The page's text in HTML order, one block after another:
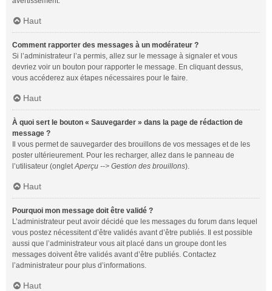
Haut
Comment rapporter des messages à un modérateur ?
Si l’administrateur l’a permis, allez sur le message à signaler et vous
devriez voir un bouton pour rapporter le message. En cliquant dessus,
vous accéderez aux étapes nécessaires pour le faire.
Haut
À quoi sert le bouton « Sauvegarder » dans la page de rédaction de
message ?
Il vous permet de sauvegarder des brouillons de vos messages et de les
poster ultérieurement. Pour les recharger, allez dans le panneau de
l’utilisateur (ongletAperçu --> Gestion des brouillons).
Haut
Pourquoi mon message doit être validé ?
L’administrateur peut avoir décidé que les messages du forum dans lequel
vous postez nécessitent d’être validés avant d’être publiés. Il est possible
aussi que l’administrateur vous ait placé dans un groupe dont les
messages doivent être validés avant d’être publiés. Contactez
l’administrateur pour plus d’informations.
Haut